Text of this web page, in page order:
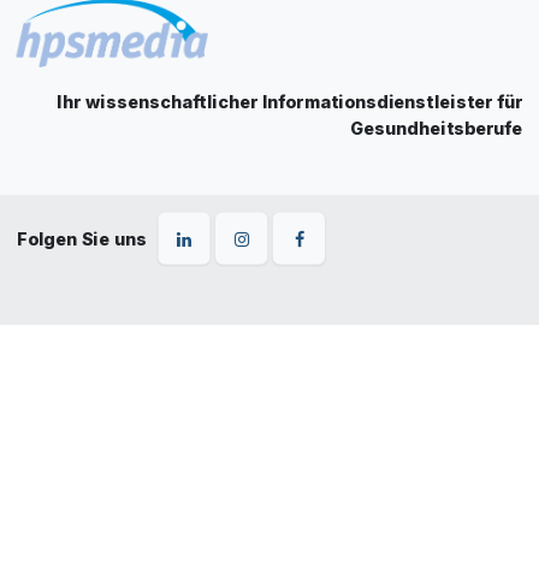
Ihr wissenschaftlicher Informationsdienstleister für
Gesundheitsberufe
Folgen Sie uns